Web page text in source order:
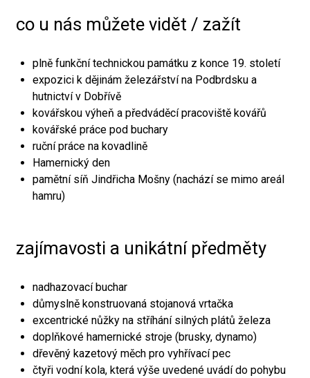
co u nás můžete vidět / zažít
plně funkční technickou památku z konce 19. století
expozici k dějinám železářství na Podbrdsku a
hutnictví v Dobřívě
kovářskou výheň a předváděcí pracoviště kovářů
kovářské práce pod buchary
ruční práce na kovadlině
Hamernický den
pamětní síň Jindřicha Mošny (nachází se mimo areál
hamru)
zajímavosti a unikátní předměty
nadhazovací buchar
důmyslně konstruovaná stojanová vrtačka
excentrické nůžky na stříhání silných plátů železa
doplňkové hamernické stroje (brusky, dynamo)
dřevěný kazetový měch pro vyhřívací pec
čtyři vodní kola, která výše uvedené uvádí do pohybu